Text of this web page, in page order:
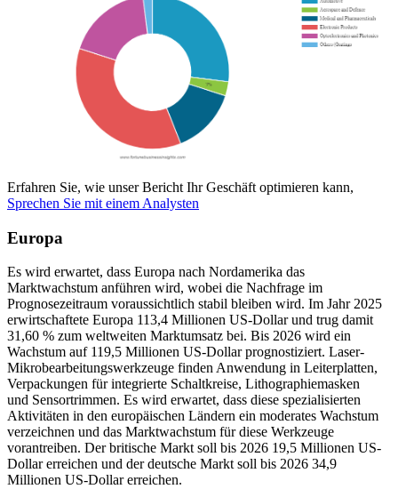
Erfahren Sie, wie unser Bericht Ihr Geschäft optimieren kann,
Sprechen Sie mit einem Analysten
Europa
Es wird erwartet, dass Europa nach Nordamerika das
Marktwachstum anführen wird, wobei die Nachfrage im
Prognosezeitraum voraussichtlich stabil bleiben wird. Im Jahr 2025
erwirtschaftete Europa 113,4 Millionen US-Dollar und trug damit
31,60 % zum weltweiten Marktumsatz bei. Bis 2026 wird ein
Wachstum auf 119,5 Millionen US-Dollar prognostiziert. Laser-
Mikrobearbeitungswerkzeuge finden Anwendung in Leiterplatten,
Verpackungen für integrierte Schaltkreise, Lithographiemasken
und Sensortrimmen. Es wird erwartet, dass diese spezialisierten
Aktivitäten in den europäischen Ländern ein moderates Wachstum
verzeichnen und das Marktwachstum für diese Werkzeuge
vorantreiben. Der britische Markt soll bis 2026 19,5 Millionen US-
Dollar erreichen und der deutsche Markt soll bis 2026 34,9
Millionen US-Dollar erreichen.